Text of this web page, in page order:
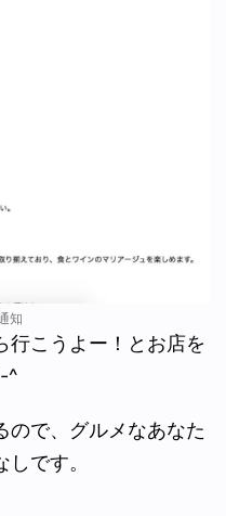
知
行こうよー！とお店を
^
ので、グルメなあなた
です。